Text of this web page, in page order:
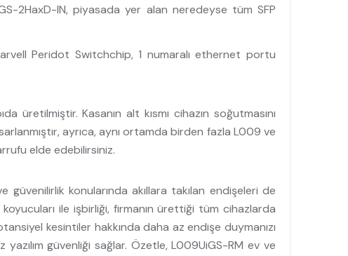
2HaxD-IN, piyasada yer alan neredeyse tüm SFP
Peridot Switchchip, 1 numaralı ethernet portu
üretilmiştir. Kasanın alt kısmı cihazın soğutmasını
ayrıca, aynı ortamda birden fazla L009 ve
elde edebilirsiniz.
konularında akıllara takılan endişeleri de
ile işbirliği, firmanın ürettiği tüm cihazlarda
kesintiler hakkında daha az endişe duymanızı
güvenliği sağlar. Özetle, L009UiGS-RM ev ve